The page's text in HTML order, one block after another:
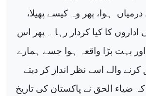
درمیاں
ہوا، پھر وہ کیسے پھیلا،
کا کیا کردار رہا ۔ پھر اس
بہت بڑا واقعہ ہوا جسے ہمارے
والے اسے نظر انداز کر دیتے
کہ ضیاء الحق نے پاکستان کی تاریخ